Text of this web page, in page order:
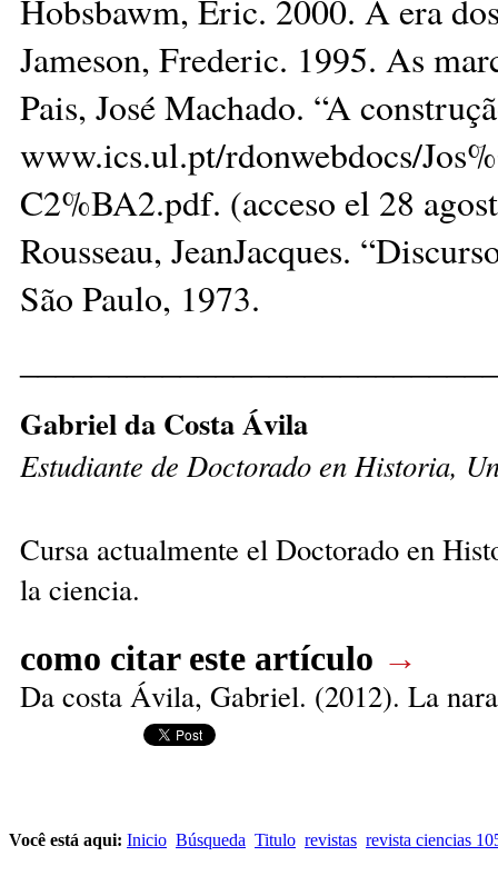
Hobsbawm, Eric. 2000. A era
Jameson, Frederic. 1995. As
Pais, José Machado. “A
www.ics.ul.pt/rdonwebdocs/
C2%BA2.pdf. (acceso el 28
Rousseau, JeanJacques.
São Paulo, 1973.
Gabriel da Costa Ávila
Estudiante de Doctorado en Historia,
Cursa actualmente el Doctorado en
la ciencia.
como citar este artículo →
Da costa Ávila, Gabriel. (2012). La
Você está aqui: Inicio Búsqueda Titulo revistas revista ciencias